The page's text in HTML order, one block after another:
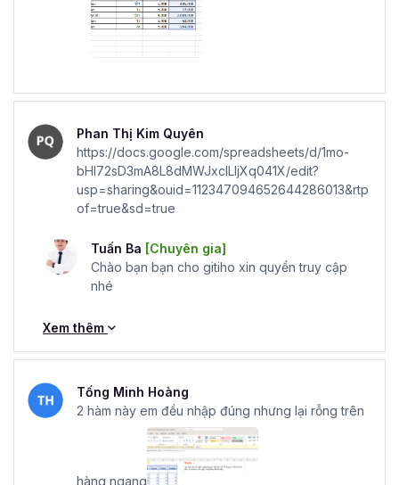
Phan Thị Kim Quyên
https://docs.google.com/spreadsheets/d/1mo-
bHI72sD3mA8L8dMWJxclLIjXq041X/edit?
usp=sharing&ouid=112347094652644286013&rtp
of=true&sd=true
Tuấn Ba [Chuyên gia]
Chào bạn bạn cho gitiho xin quyền truy cập
nhé
Xem thêm
Tống Minh Hoàng
2 hàm này em đều nhập đúng nhưng lại rỗng trên
hàng ngang